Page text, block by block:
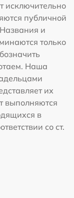
исключительно
публичной
и
только
Наша
их
выполняются
в
со ст.